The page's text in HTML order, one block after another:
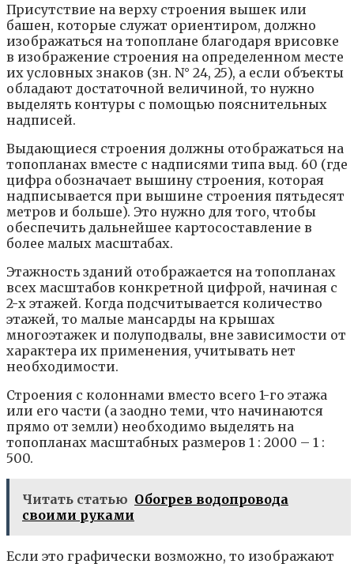
Присутствие на верху строения вышек или
башен, которые служат ориентиром, должно
изображаться на топоплане благодаря врисовке
в изображение строения на определенном месте
их условных знаков (зн. N° 24, 25), а если объекты
обладают достаточной величиной, то нужно
выделять контуры с помощью пояснительных
надписей.
Выдающиеся строения должны отображаться на
топопланах вместе с надписями типа выд. 60 (где
цифра обозначает вышину строения, которая
надписывается при вышине строения пятьдесят
метров и больше). Это нужно для того, чтобы
обеспечить дальнейшее картосоставление в
более малых масштабах.
Этажность зданий отображается на топопланах
всех масштабов конкретной цифрой, начиная с
2-х этажей. Когда подсчитывается количество
этажей, то малые мансарды на крышах
многоэтажек и полуподвалы, вне зависимости от
характера их применения, учитывать нет
необходимости.
Строения с колоннами вместо всего 1-го этажа
или его части (а заодно теми, что начинаются
прямо от земли) необходимо выделять на
топопланах масштабных размеров 1 : 2000 – 1 :
500.
Читать статью Обогрев водопровода
своими руками
Если это графически возможно, то изображают